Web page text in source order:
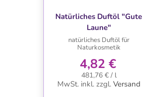
Natürliches Duftöl "Gute
Laune"
natürliches Duftöl für
Naturkosmetik
4,82 €
481,76 € / l
MwSt. inkl. zzgl. Versand